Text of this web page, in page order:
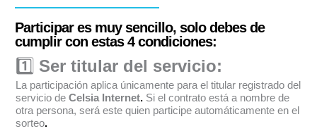
Participar es muy sencillo, solo debes de
cumplir con estas 4 condiciones:
1️⃣ Ser titular del servicio:
La participación aplica únicamente para el titular registrado del
servicio de Celsia Internet. Si el contrato está a nombre de
otra persona, será este quien participe automáticamente en el
sorteo.